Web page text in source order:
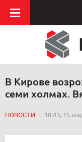
В Кирове
семи холмах.
НОВОСТИ 18:43, 15